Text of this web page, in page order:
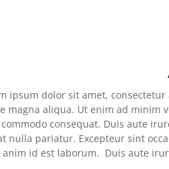
ipsum dolor sit amet,
magna aliqua. Ut enim ad minim
commodo consequat. Duis aute
nulla pariatur. Excepteur sint
id est laborum. Duis aute